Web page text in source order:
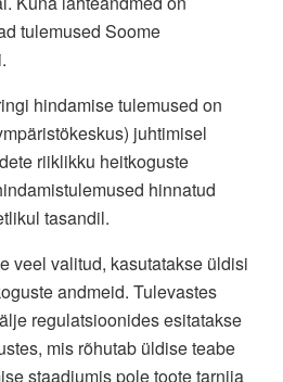
tulemused Soome
hindamise tulemused on
juhtimisel
riiklikku heitkoguste
hinnatud
tasandil.
veel valitud, kasutatakse üldisi
andmeid. Tulevastes
regulatsioonides esitatakse
mis rõhutab üldise teabe
staadiumis pole toote tarnija